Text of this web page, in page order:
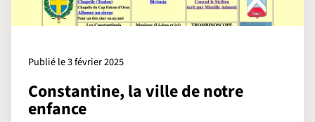
Publié le 3 février 2025
Constantine, la ville de notre
enfance